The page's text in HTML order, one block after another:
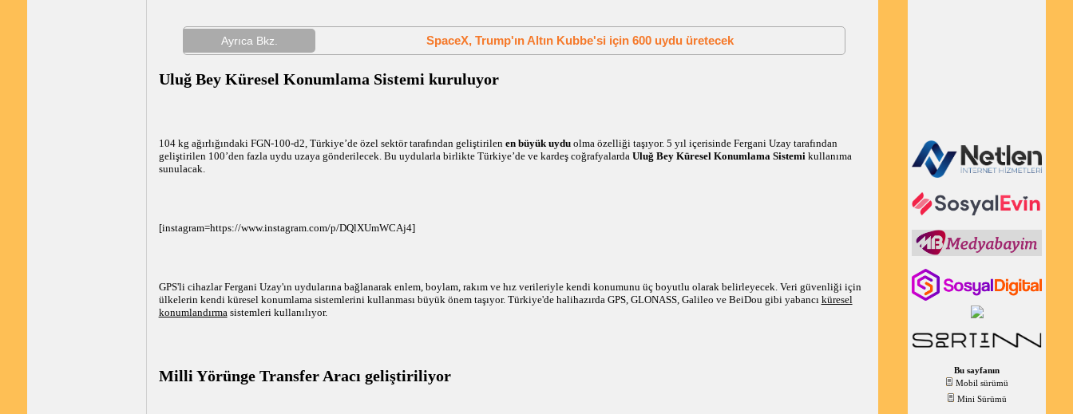
Ayrıca Bkz. SpaceX, Trump'ın Altın Kubbe'si için 600 uydu üretecek
Uluğ Bey Küresel Konumlama Sistemi kuruluyor
104 kg ağırlığındaki FGN-100-d2, Türkiye’de özel sektör tarafından geliştirilen en büyük uyduolma özelliği taşıyor. 5 yıl içerisinde Fergani Uzay tarafından
geliştirilen 100’den fazla uydu uzaya gönderilecek. Bu uydularla birlikte Türkiye’de ve kardeş coğrafyalarda Uluğ Bey Küresel Konumlama Sistemikullanıma
sunulacak.
[instagram=https://www.instagram.com/p/DQlXUmWCAj4]
GPS'li cihazlar Fergani Uzay'ın uydularına bağlanarak enlem, boylam, rakım ve hız verileriyle kendi konumunu üç boyutlu olarak belirleyecek. Veri güvenliği için
ülkelerin kendi küresel konumlama sistemlerini kullanması büyük önem taşıyor. Türkiye'de halihazırda GPS, GLONASS, Galileo ve BeiDou gibi yabancı küresel
konumlandırmasistemleri kullanılıyor.
Milli Yörünge Transfer Aracı geliştiriliyor
Bu sayfanın
Mobil sürümü
Mini Sürümü